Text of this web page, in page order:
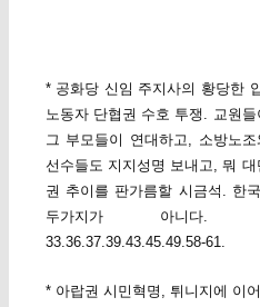
* 공화당 신임 주지사의 황당한
노동자 단협권 수호 투쟁. 교원
그 부모들이 연대하고, 소방노
선수들도 지지성명 보내고, 뭐
권 추이를 판가름할 시금석. 한
두가지가 아니다.
33.36.37.39.43.45.49.58-61.
* 아랍권 시민혁명, 튀니지에 이